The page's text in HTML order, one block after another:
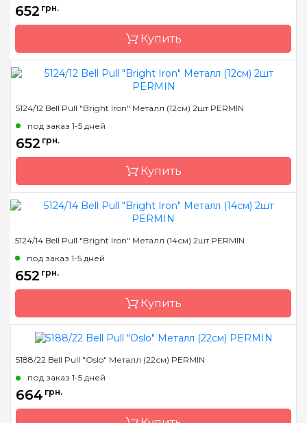
Страна-производитель
652 грн.
Купить
Страна-производитель
5124/12 Bell Pull "Bright Iron" Металл (12см) 2шт PERMIN
под заказ 1-5 дней
652 грн.
Купить
Страна-производитель
5124/14 Bell Pull "Bright Iron" Металл (14см) 2шт PERMIN
под заказ 1-5 дней
652 грн.
Купить
Размер
Бренд
5188/22 Bell Pull "Oslo" Металл (22см) PERMIN
под заказ 1-5 дней
664 грн.